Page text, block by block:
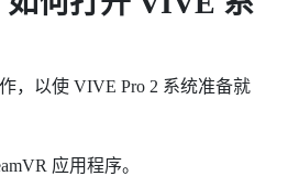
，以使 VIVE Pro 2 系统准备就
应用程序。